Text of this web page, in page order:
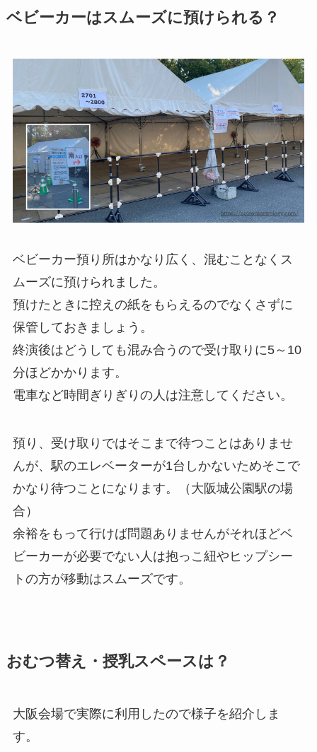
ベビーカーはスムーズに預けられる？
ベビーカー預り所はかなり広く、混むことなくス
ムーズに預けられました。
預けたときに控えの紙をもらえるのでなくさずに
保管しておきましょう。
終演後はどうしても混み合うので受け取りに5～10
分ほどかかります。
電車など時間ぎりぎりの人は注意してください。
預り、受け取りではそこまで待つことはありませ
んが、駅のエレベーターが1台しかないためそこで
かなり待つことになります。（大阪城公園駅の場
合）
余裕をもって行けば問題ありませんがそれほどベ
ビーカーが必要でない人は抱っこ紐やヒップシー
トの方が移動はスムーズです。
おむつ替え・授乳スペースは？
大阪会場で実際に利用したので様子を紹介しま
す。